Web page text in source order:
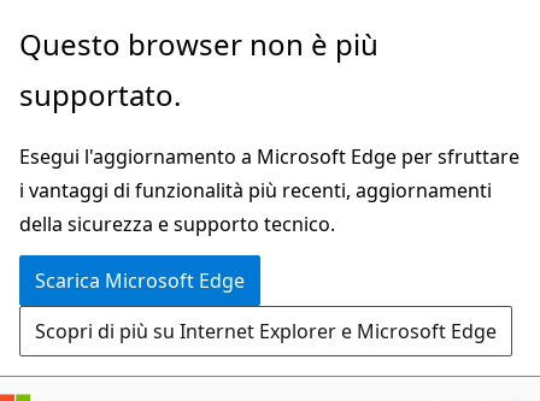
Ignora
passa
contenuto
principale
Questo browser non è più
supportato.
Esegui l'aggiornamento a Microsoft Edge per sfruttare
i vantaggi di funzionalità più recenti, aggiornamenti
della sicurezza e supporto tecnico.
Scarica Microsoft Edge
Scopri di più su Internet Explorer e Microsoft Edge